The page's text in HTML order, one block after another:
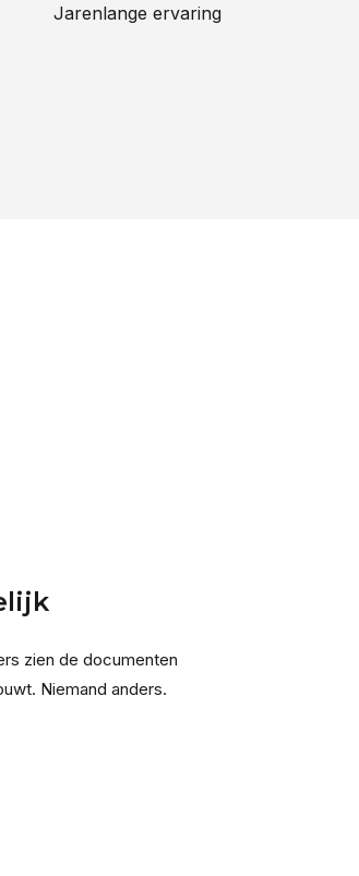
Jarenlange ervaring
zien de documenten
Niemand anders.